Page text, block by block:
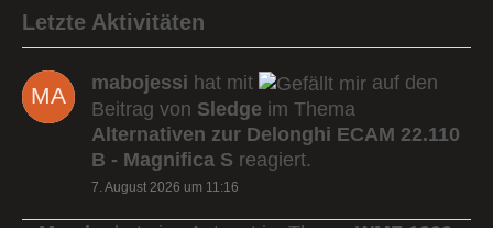
Letzte Aktivitäten
mabojessi hat mit
auf den
Beitrag von Sledge im Thema
Alternativen zur Delonghi ECAM 22.110
B - Magnifica S reagiert.
7. August 2026 um 11:16